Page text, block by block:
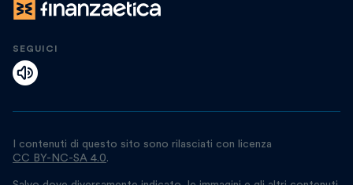
SEGUICI
I contenuti di questo sito sono rilasciati con licenza
CC BY-NC-SA 4.0.